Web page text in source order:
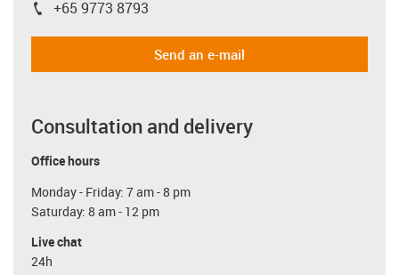
igus-icon-phone
+65 9773 8793
Send an e-mail
Consultation and delivery
Office hours
Monday - Friday: 7 am - 8 pm
Saturday: 8 am - 12 pm
Live chat
24h